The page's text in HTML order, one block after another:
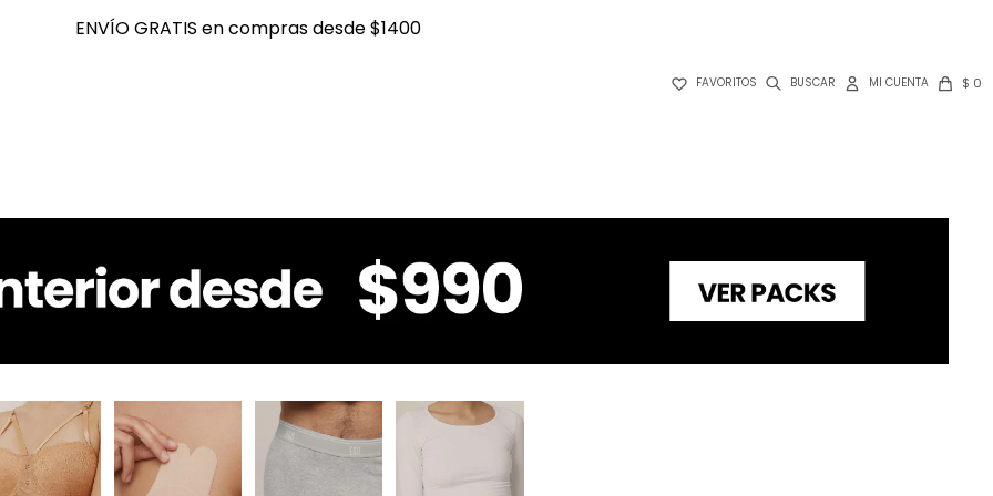
ENVÍO GRATIS en compras desde $1400
 FAVORITOS $ 0
ENVÍO GRATIS en compras desde $1400